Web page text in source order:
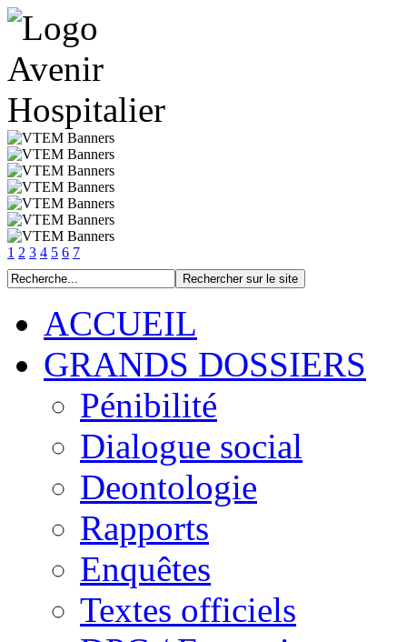
1 2 3 4 5 6 7
ACCUEIL
GRANDS DOSSIERS
Pénibilité
Dialogue social
Deontologie
Rapports
Enquêtes
Textes officiels